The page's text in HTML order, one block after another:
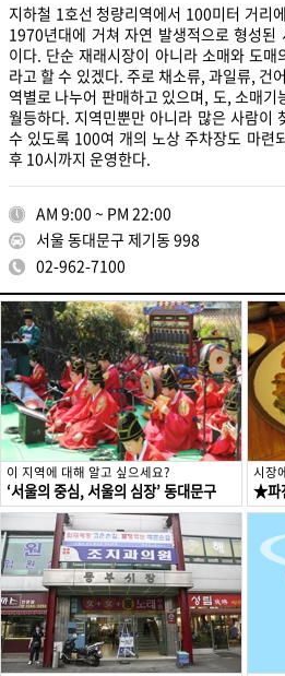
지하철 1호선 청량리역에서 100미터 거리
1970년대에 거쳐 자연 발생적으로 형성된
이다. 단순 재래시장이 아니라 소매와 도매
라고 할 수 있겠다. 주로 채소류, 과일류, 건
역별로 나누어 판매하고 있으며, 도, 소매
월등하다. 지역민뿐만 아니라 많은 사람이
수 있도록 100여 개의 노상 주차장도 마련
후 10시까지 운영한다.
AM 9:00 ~ PM 22:00
서울 동대문구 제기동 998
02-962-7100
이 지역에 대해 알고 싶으세요?
‘서울의 중심, 서울의 심장’ 동대문구
시장
★파